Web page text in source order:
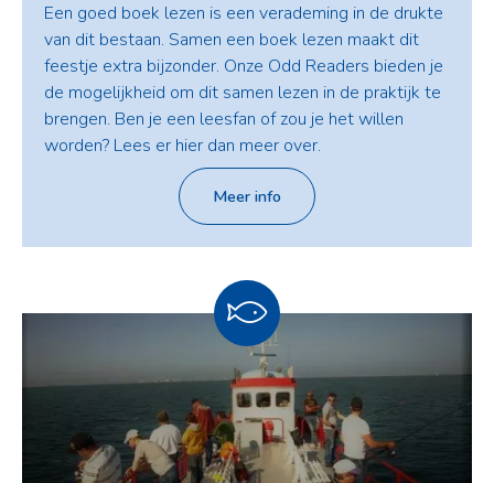
Een goed boek lezen is een verademing in de drukte
van dit bestaan. Samen een boek lezen maakt dit
feestje extra bijzonder. Onze Odd Readers bieden je
de mogelijkheid om dit samen lezen in de praktijk te
brengen. Ben je een leesfan of zou je het willen
worden? Lees er hier dan meer over.
Meer info